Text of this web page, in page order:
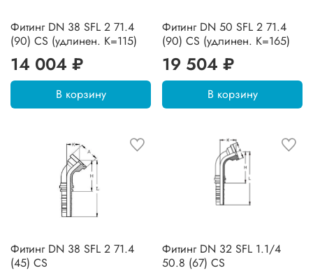
Фитинг DN 38 SFL 2 71.4
(90) CS (удлинен. К=115)
14 004 ₽
В корзину
Фитинг DN 50 SFL 2 71.4
(90) CS (удлинен. К=165)
19 504 ₽
В корзину
Фитинг DN 38 SFL 2 71.4
(45) CS
Фитинг DN 32 SFL 1.1/4
50.8 (67) CS